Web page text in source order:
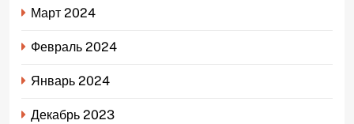
Март 2024
Февраль 2024
Январь 2024
Декабрь 2023